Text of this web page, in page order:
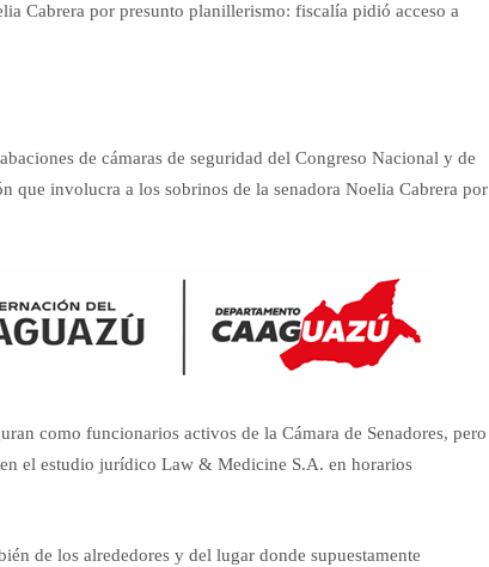
Cabrera por presunto planillerismo: fiscalía pidió acceso a
de cámaras de seguridad del Congreso Nacional y de
involucra a los sobrinos de la senadora Noelia Cabrera por
como funcionarios activos de la Cámara de Senadores, pero
el estudio jurídico Law & Medicine S.A. en horarios
de los alrededores y del lugar donde supuestamente